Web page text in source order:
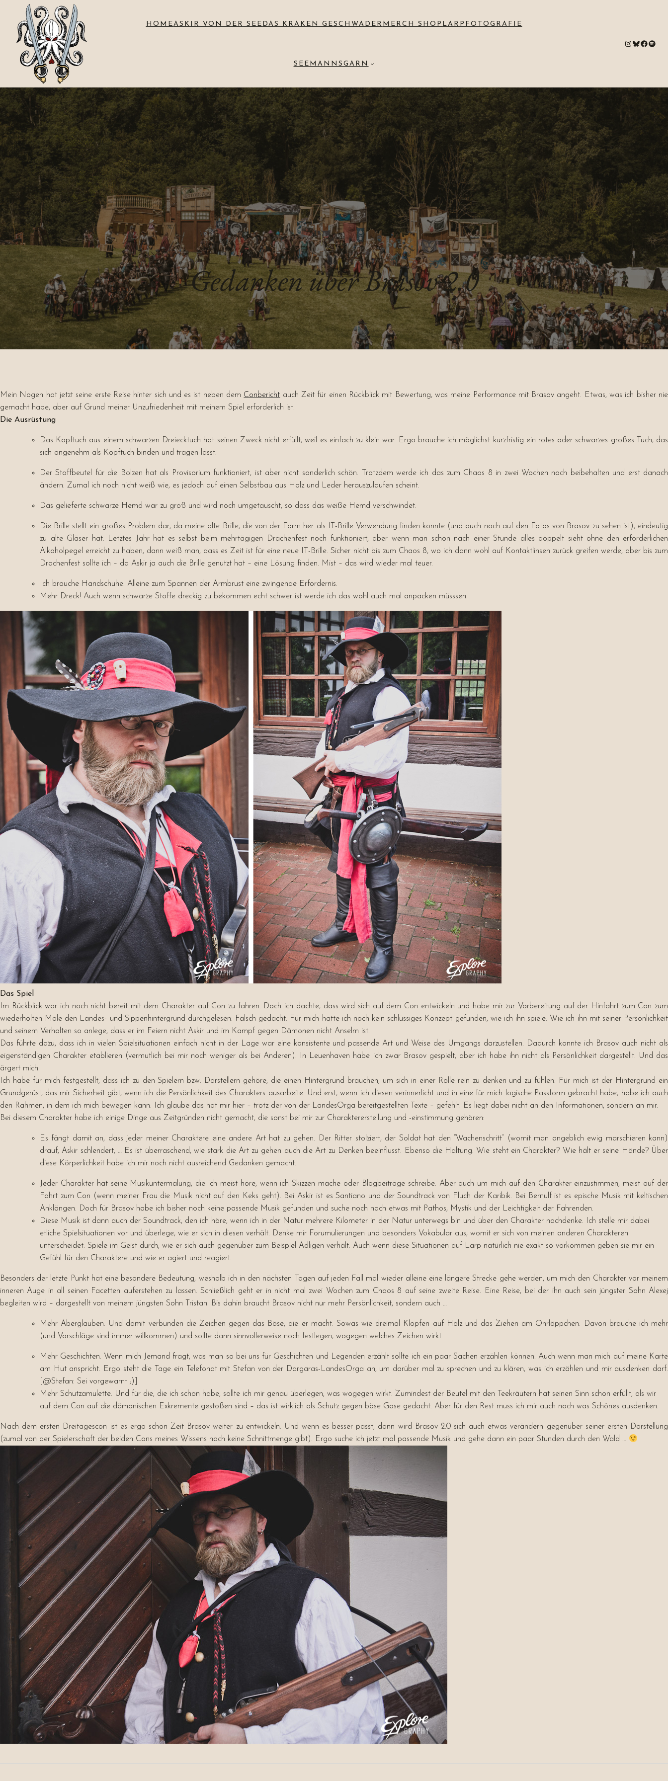
HOMEASKIR VON DER SEE DAS KRAKEN GESCHWADER MERCH SHOP LARPFOTOGRAFIE
SEEMANNSGARN
# Bluesky # Spotify
Gedanken über Brasov 2.0
Mein Nogen hat jetzt seine erste Reise hinter sich und es ist neben dem Conbericht auch Zeit für einen Rückblick mit Bewertung, was meine Performance mit Brasov angeht. Etwas, was ich bisher nie
gemacht habe, aber auf Grund meiner Unzufriedenheit mit meinem Spiel erforderlich ist.
Die Ausrüstung
Das Kopftuch aus einem schwarzen Dreiecktuch hat seinen Zweck nicht erfüllt, weil es einfach zu klein war. Ergo brauche ich möglichst kurzfristig ein rotes oder schwarzes großes Tuch, das
sich angenehm als Kopftuch binden und tragen lässt.
Der Stoffbeutel für die Bolzen hat als Provisorium funktioniert, ist aber nicht sonderlich schön. Trotzdem werde ich das zum Chaos 8 in zwei Wochen noch beibehalten und erst danach
ändern. Zumal ich noch nicht weiß wie, es jedoch auf einen Selbstbau aus Holz und Leder herauszulaufen scheint.
Das gelieferte schwarze Hemd war zu groß und wird noch umgetauscht, so dass das weiße Hemd verschwindet.
Die Brille stellt ein großes Problem dar, da meine alte Brille, die von der Form her als IT-Brille Verwendung finden konnte (und auch noch auf den Fotos von Brasov zu sehen ist), eindeutig
zu alte Gläser hat. Letztes Jahr hat es selbst beim mehrtägigen Drachenfest noch funktioniert, aber wenn man schon nach einer Stunde alles doppelt sieht ohne den erforderlichen
Alkoholpegel erreicht zu haben, dann weiß man, dass es Zeit ist für eine neue IT-Brille. Sicher nicht bis zum Chaos 8, wo ich dann wohl auf Kontaktlinsen zurück greifen werde, aber bis zum
Drachenfest sollte ich – da Askir ja auch die Brille genutzt hat – eine Lösung finden. Mist – das wird wieder mal teuer.
Ich brauche Handschuhe. Alleine zum Spannen der Armbrust eine zwingende Erfordernis.
Mehr Dreck! Auch wenn schwarze Stoffe dreckig zu bekommen echt schwer ist werde ich das wohl auch mal anpacken müsssen.
Das Spiel
Im Rückblick war ich noch nicht bereit mit dem Charakter auf Con zu fahren. Doch ich dachte, dass wird sich auf dem Con entwickeln und habe mir zur Vorbereitung auf der Hinfahrt zum Con zum
wiederholten Male den Landes- und Sippenhintergrund durchgelesen. Falsch gedacht. Für mich hatte ich noch kein schlüssiges Konzept gefunden, wie ich ihn spiele. Wie ich ihn mit seiner Persönlichkeit
und seinem Verhalten so anlege, dass er im Feiern nicht Askir und im Kampf gegen Dämonen nicht Anselm ist.
Das führte dazu, dass ich in vielen Spielsituationen einfach nicht in der Lage war eine konsistente und passende Art und Weise des Umgangs darzustellen. Dadurch konnte ich Brasov auch nicht als
eigenständigen Charakter etablieren (vermutlich bei mir noch weniger als bei Anderen). In Leuenhaven habe ich zwar Brasov gespielt, aber ich habe ihn nicht als Persönlichkeit dargestellt. Und das
ärgert mich.
Ich habe für mich festgestellt, dass ich zu den Spielern bzw. Darstellern gehöre, die einen Hintergrund brauchen, um sich in einer Rolle rein zu denken und zu fühlen. Für mich ist der Hintergrund ein
Grundgerüst, das mir Sicherheit gibt, wenn ich die Persönlichkeit des Charakters ausarbeite. Und erst, wenn ich diesen verinnerlicht und in eine für mich logische Passform gebracht habe, habe ich auch
den Rahmen, in dem ich mich bewegen kann. Ich glaube das hat mir hier – trotz der von der LandesOrga bereitgestellten Texte – gefehlt. Es liegt dabei nicht an den Informationen, sondern an mir.
Bei diesem Charakter habe ich einige Dinge aus Zeitgründen nicht gemacht, die sonst bei mir zur Charaktererstellung und -einstimmung gehören:
Es fängt damit an, dass jeder meiner Charaktere eine andere Art hat zu gehen. Der Ritter stolziert, der Soldat hat den “Wachenschritt” (womit man angeblich ewig marschieren kann)
drauf, Askir schlendert, … Es ist überraschend, wie stark die Art zu gehen auch die Art zu Denken beeinflusst. Ebenso die Haltung. Wie steht ein Charakter? Wie hält er seine Hände? Über
diese Körperlichkeit habe ich mir noch nicht ausreichend Gedanken gemacht.
Jeder Charakter hat seine Musikuntermalung, die ich meist höre, wenn ich Skizzen mache oder Blogbeiträge schreibe. Aber auch um mich auf den Charakter einzustimmen, meist auf der
Fahrt zum Con (wenn meiner Frau die Musik nicht auf den Keks geht). Bei Askir ist es Santiano und der Soundtrack von Fluch der Karibik. Bei Bernulf ist es epische Musik mit keltischen
Anklängen. Doch für Brasov habe ich bisher noch keine passende Musik gefunden und suche noch nach etwas mit Pathos, Mystik und der Leichtigkeit der Fahrenden.
Diese Musik ist dann auch der Soundtrack, den ich höre, wenn ich in der Natur mehrere Kilometer in der Natur unterwegs bin und über den Charakter nachdenke. Ich stelle mir dabei
etliche Spielsituationen vor und überlege, wie er sich in diesen verhält. Denke mir Forumulierungen und besonders Vokabular aus, womit er sich von meinen anderen Charakteren
unterscheidet. Spiele im Geist durch, wie er sich auch gegenüber zum Beispiel Adligen verhält. Auch wenn diese Situationen auf Larp natürlich nie exakt so vorkommen geben sie mir ein
Gefühl für den Charaktere und wie er agiert und reagiert.
Besonders der letzte Punkt hat eine besondere Bedeutung, weshalb ich in den nächsten Tagen auf jeden Fall mal wieder alleine eine längere Strecke gehe werden, um mich den Charakter vor meinem
inneren Auge in all seinen Facetten auferstehen zu lassen. Schließlich geht er in nicht mal zwei Wochen zum Chaos 8 auf seine zweite Reise. Eine Reise, bei der ihn auch sein jüngster Sohn Alexej
begleiten wird – dargestellt von meinem jüngsten Sohn Tristan. Bis dahin braucht Brasov nicht nur mehr Persönlichkeit, sondern auch …
Mehr Aberglauben. Und damit verbunden die Zeichen gegen das Böse, die er macht. Sowas wie dreimal Klopfen auf Holz und das Ziehen am Ohrläppchen. Davon brauche ich mehr
(und Vorschläge sind immer willkommen) und sollte dann sinnvollerweise noch festlegen, wogegen welches Zeichen wirkt.
Mehr Geschichten. Wenn mich Jemand fragt, was man so bei uns für Geschichten und Legenden erzählt sollte ich ein paar Sachen erzählen können. Auch wenn man mich auf meine Karte
am Hut anspricht. Ergo steht die Tage ein Telefonat mit Stefan von der Dargaras-LandesOrga an, um darüber mal zu sprechen und zu klären, was ich erzählen und mir ausdenken darf.
[@Stefan: Sei vorgewarnt ;)]
Mehr Schutzamulette. Und für die, die ich schon habe, sollte ich mir genau überlegen, was wogegen wirkt. Zumindest der Beutel mit den Teekräutern hat seinen Sinn schon erfüllt, als wir
auf dem Con auf die dämonischen Exkremente gestoßen sind – das ist wirklich als Schutz gegen böse Gase gedacht. Aber für den Rest muss ich mir auch noch was Schönes ausdenken.
Nach dem ersten Dreitagescon ist es ergo schon Zeit Brasov weiter zu entwickeln. Und wenn es besser passt, dann wird Brasov 2.0 sich auch etwas verändern gegenüber seiner ersten Darstellung
(zumal von der Spielerschaft der beiden Cons meines Wissens nach keine Schnittmenge gibt). Ergo suche ich jetzt mal passende Musik und gehe dann ein paar Stunden durch den Wald …